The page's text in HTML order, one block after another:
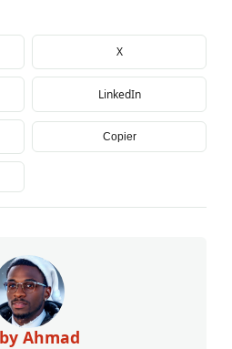
X
LinkedIn
Copier
Ahmad